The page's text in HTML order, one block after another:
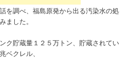
を調べ、福島原発から出る汚染水の処
ました。
ク貯蔵量１２５万トン、貯蔵されてい
ベクレル、